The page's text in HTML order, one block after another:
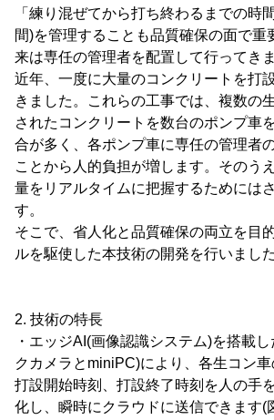
「練り混ぜてから打ち終わるまでの時
間)を管理することも品質確保の面で重
来は専任の管理者を配置して行ってきま
近年、一度に大量のコンクリートを打
きました。これらの工事では、複数の
されたコンクリートを数台のポンプ車
合が多く、各ポンプ車に専任の管理者
ことから人的負担が増します。そのう
量をリアルタイムに把握するためには
す。
そこで、省人化と品質確保の両立を目
ルを駆使した本技術の開発を行いました
2. 技術の特長
・エッジAI(画像認識システム)を搭載
クカメラとminiPC)により、各生コン車
打設開始時刻、打設終了時刻を人の手
化し、瞬時にクラウドに送信できます(